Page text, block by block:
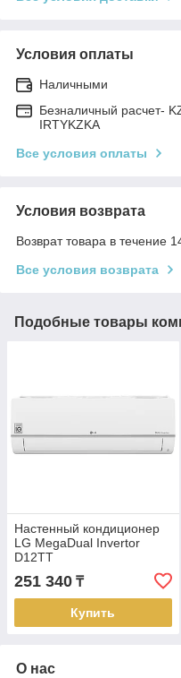
Условия оплаты
Наличными
Безналичный расчет-
IRTYKZKA
Все условия оплаты
Условия возврата
Возврат товара в течение
Все условия возврата
Подобные товары
Настенный кондиционер
LG MegaDual Invertor
D12TT
251 340 ₸
Купить
О нас